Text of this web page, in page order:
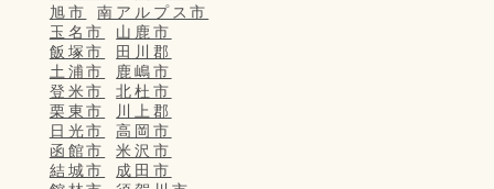
旭市
南アルプス市
玉名市
山鹿市
飯塚市
田川郡
土浦市
鹿嶋市
登米市
北杜市
栗東市
川上郡
日光市
高岡市
函館市
米沢市
結城市
成田市